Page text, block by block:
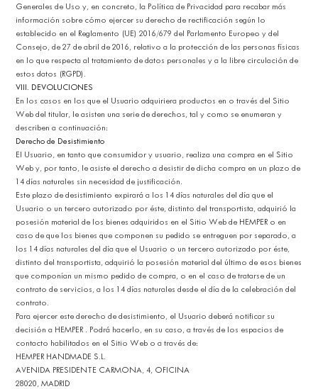
Generales de Uso y, en concreto, la Política de Privacidad para recabar más
información sobre cómo ejercer su derecho de rectificación según lo
establecido en el Reglamento (UE) 2016/679 del Parlamento Europeo y del
Consejo, de 27 de abril de 2016, relativo a la protección de las personas físicas
en lo que respecta al tratamiento de datos personales y a la libre circulación de
estos datos (RGPD).
VIII. DEVOLUCIONES
En los casos en los que el Usuario adquiriera productos en o través del Sitio
Web del titular, le asisten una serie de derechos, tal y como se enumeran y
describen a continuación:
Derecho de Desistimiento
El Usuario, en tanto que consumidor y usuario, realiza una compra en el Sitio
Web y, por tanto, le asiste el derecho a desistir de dicha compra en un plazo de
14 días naturales sin necesidad de justificación.
Este plazo de desistimiento expirará a los 14 días naturales del día que el
Usuario o un tercero autorizado por éste, distinto del transportista, adquirió la
posesión material de los bienes adquiridos en el Sitio Web de HEMPER o en
caso de que los bienes que componen su pedido se entreguen por separado, a
los 14 días naturales del día que el Usuario o un tercero autorizado por éste,
distinto del transportista, adquirió la posesión material del último de esos bienes
que componían un mismo pedido de compra, o en el caso de tratarse de un
contrato de servicios, a los 14 días naturales desde el día de la celebración del
contrato.
Para ejercer este derecho de desistimiento, el Usuario deberá notificar su
decisión a HEMPER . Podrá hacerlo, en su caso, a través de los espacios de
contacto habilitados en el Sitio Web o a través de:
HEMPER HANDMADE S.L.
AVENIDA PRESIDENTE CARMONA, 4, OFICINA
28020, MADRID